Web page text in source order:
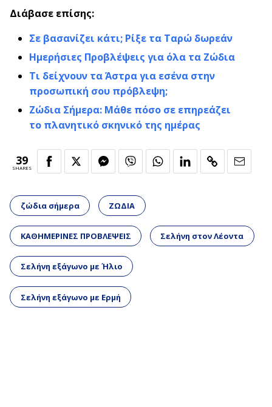
Διάβασε επίσης:
Σε βασανίζει κάτι; Ρίξε τα Ταρώ δωρεάν
Ημερήσιες Προβλέψεις για όλα τα Ζώδια
Τι δείχνουν τα Άστρα για εσένα στην
προσωπική σου πρόβλεψη;
Ζώδια Σήμερα: Μάθε πόσο σε επηρεάζει
το πλανητικό σκηνικό της ημέρας
39
SHARES
ζώδια σήμερα ΖΩΔΙΑ
ΚΑΘΗΜΕΡΙΝΕΣ ΠΡΟΒΛΕΨΕΙΣ Σελήνη στον Λέοντα
Σελήνη εξάγωνο με Ήλιο
Σελήνη εξάγωνο με Ερμή